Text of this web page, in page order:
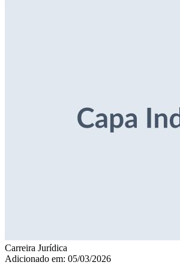
Carreira Jurídica
Adicionado em: 05/03/2026